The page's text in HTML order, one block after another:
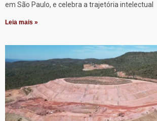
em São Paulo, e celebra a trajetória intelectual
Leia mais »